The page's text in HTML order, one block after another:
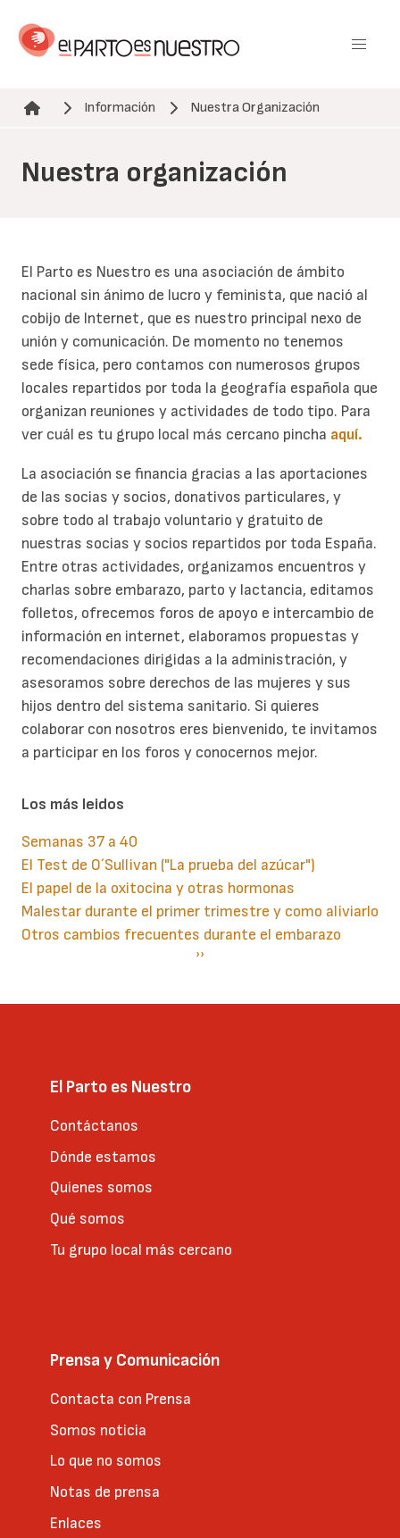
contenido
Ruta de navegación
Información Nuestra Organización
Nuestra organización
El Parto es Nuestro es una asociación de ámbito
nacional sin ánimo de lucro y feminista, que nació al
cobijo de Internet, que es nuestro principal nexo de
unión y comunicación. De momento no tenemos
sede física, pero contamos con numerosos grupos
locales repartidos por toda la geografía española que
organizan reuniones y actividades de todo tipo. Para
ver cuál es tu grupo local más cercano pincha aquí.
La asociación se financia gracias a las aportaciones
de las socias y socios, donativos particulares, y
sobre todo al trabajo voluntario y gratuito de
nuestras socias y socios repartidos por toda España.
Entre otras actividades, organizamos encuentros y
charlas sobre embarazo, parto y lactancia, editamos
folletos, ofrecemos foros de apoyo e intercambio de
información en internet, elaboramos propuestas y
recomendaciones dirigidas a la administración, y
asesoramos sobre derechos de las mujeres y sus
hijos dentro del sistema sanitario. Si quieres
colaborar con nosotros eres bienvenido, te invitamos
a participar en los foros y conocernos mejor.
Los más leidos
Semanas 37 a 40
El Test de O´Sullivan ("La prueba del azúcar")
El papel de la oxitocina y otras hormonas
Malestar durante el primer trimestre y como aliviarlo
Otros cambios frecuentes durante el embarazo
Siguiente
››
El Parto es Nuestro
Contáctanos
Dónde estamos
Quienes somos
Qué somos
Tu grupo local más cercano
Prensa y Comunicación
Contacta con Prensa
Somos noticia
Lo que no somos
Notas de prensa
Enlaces